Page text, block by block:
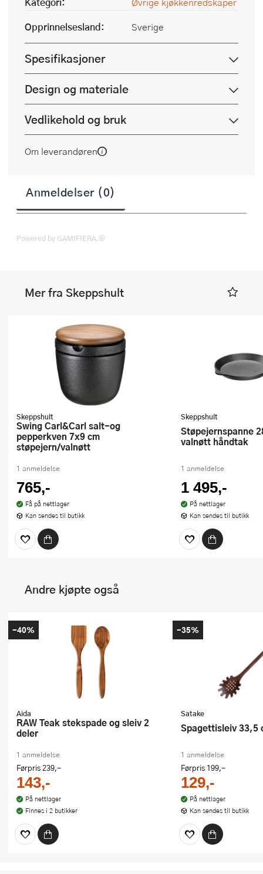
Opprinnelsesland:
Sverige
Spesifikasjoner
Design og materiale
Vedlikehold og bruk
Om leverandøren
Anmeldelser (0)
Powered by GAMIFIERA.®
Mer fra Skeppshult
Skeppshult
Swing Carl&Carl salt-og
pepperkven 7x9 cm
støpejern/valnøtt
1 anmeldelse
765,-
Få på nettlager
Kan sendes til butikk
Skeppshult
Støpejernspanne 28 cm med
valnøtt håndtak
1 anmeldelse
1 495,-
På nettlager
Kan sendes til butikk
Andre kjøpte også
Aida
RAW Teak stekspade og sleiv 2
deler
1 anmeldelse
Førpris239,-
143,-
På nettlager
Finnes i 2 butikker
-40%
Satake
Spagettisleiv
1 anmeldelse
Førpris 199,-
129,-
På nettlager
Kan sendes til butikk
-35%